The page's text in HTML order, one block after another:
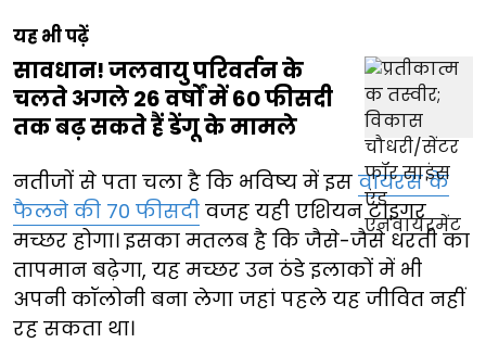
यह भी पढ़ें
सावधान! जलवायु परिवर्तन के
चलते अगले 26 वर्षों में 60 फीसदी
तक बढ़ सकते हैं डेंगू के मामले
नतीजों से पता चला है कि भविष्य में इस वायरस के
फैलने की 70 फीसदी वजह यही एशियन टाइगर
मच्छर होगा। इसका मतलब है कि जैसे-जैसे धरती का
तापमान बढ़ेगा, यह मच्छर उन ठंडे इलाकों में भी
अपनी कॉलोनी बना लेगा जहां पहले यह जीवित नहीं
रह सकता था।